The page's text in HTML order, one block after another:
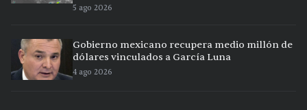
5 ago 2026
Gobierno mexicano recupera medio millón de
dólares vinculados a García Luna
4 ago 2026